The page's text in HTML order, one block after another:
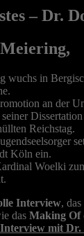
– Dr.
wuchs in
an der
Reichstag.
Köln ein.
Woelki
Interview,
das Making Of